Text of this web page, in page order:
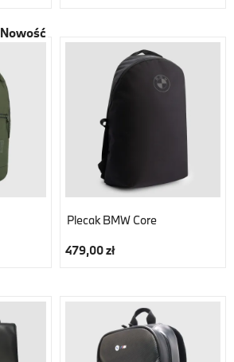
Nowość
Plecak BMW Core
479,00 zł